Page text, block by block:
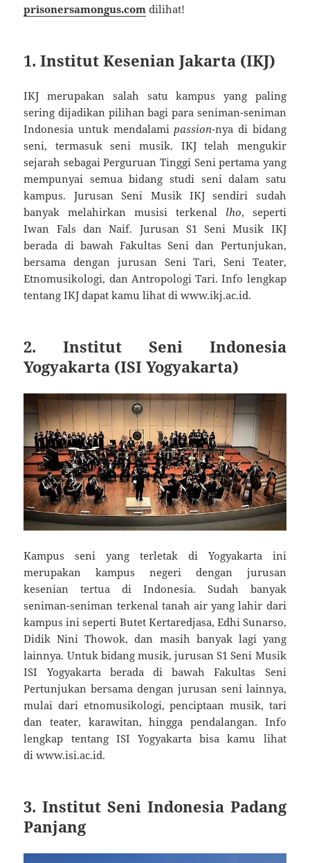
prisonersamongus.com dilihat!
1. Institut Kesenian Jakarta (IKJ)
IKJ merupakan salah satu kampus yang paling
sering dijadikan pilihan bagi para seniman-seniman
Indonesia untuk mendalami passion-nya di bidang
seni, termasuk seni musik. IKJ telah mengukir
sejarah sebagai Perguruan Tinggi Seni pertama yang
mempunyai semua bidang studi seni dalam satu
kampus. Jurusan Seni Musik IKJ sendiri sudah
banyak melahirkan musisi terkenal lho, seperti
Iwan Fals dan Naif. Jurusan S1 Seni Musik IKJ
berada di bawah Fakultas Seni dan Pertunjukan,
bersama dengan jurusan Seni Tari, Seni Teater,
Etnomusikologi, dan Antropologi Tari. Info lengkap
tentang IKJ dapat kamu lihat di www.ikj.ac.id.
2. Institut Seni Indonesia
Yogyakarta (ISI Yogyakarta)
Kampus seni yang terletak di Yogyakarta ini
merupakan kampus negeri dengan jurusan
kesenian tertua di Indonesia. Sudah banyak
seniman-seniman terkenal tanah air yang lahir dari
kampus ini seperti Butet Kertaredjasa, Edhi Sunarso,
Didik Nini Thowok, dan masih banyak lagi yang
lainnya. Untuk bidang musik, jurusan S1 Seni Musik
ISI Yogyakarta berada di bawah Fakultas Seni
Pertunjukan bersama dengan jurusan seni lainnya,
mulai dari etnomusikologi, penciptaan musik, tari
dan teater, karawitan, hingga pendalangan. Info
lengkap tentang ISI Yogyakarta bisa kamu lihat
di www.isi.ac.id.
3. Institut Seni Indonesia Padang
Panjang